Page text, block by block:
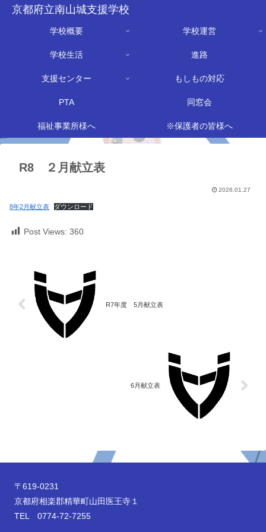
京都府立南山城支援学校
学校概要 学校運営
学校生活 進路
支援センター もしもの対応
PTA 同窓会
福祉事業所様へ ※保護者の皆様へ
R8 ２月献立表
2026.01.27
8年2月献立表 ダウンロード
Post Views: 360
R7年度 5月献立表
6月献立表
〒619-0231
京都府相楽郡精華町山田医王寺１
TEL 0774-72-7255